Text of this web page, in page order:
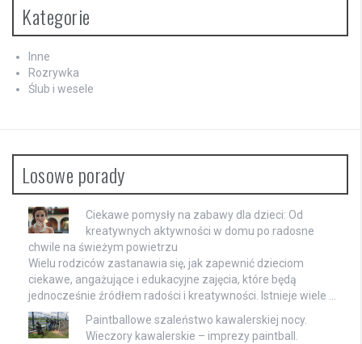
Kategorie
Inne
Rozrywka
Ślub i wesele
Losowe porady
Ciekawe pomysły na zabawy dla dzieci: Od
kreatywnych aktywności w domu po radosne
chwile na świeżym powietrzu
Wielu rodziców zastanawia się, jak zapewnić dzieciom
ciekawe, angażujące i edukacyjne zajęcia, które będą
jednocześnie źródłem radości i kreatywności. Istnieje wiele …
Paintballowe szaleństwo kawalerskiej nocy.
Wieczory kawalerskie – imprezy paintball.